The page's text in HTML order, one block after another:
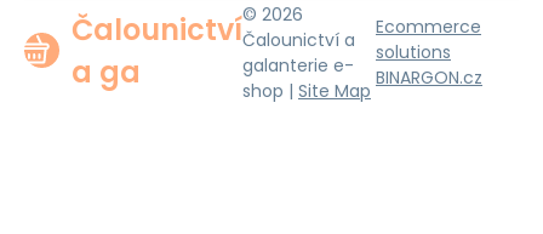
Čalounictví
a ga
© 2026
Čalounictví a
galanterie e-
shop | Site Map
Ecommerce
solutions
BINARGON.cz